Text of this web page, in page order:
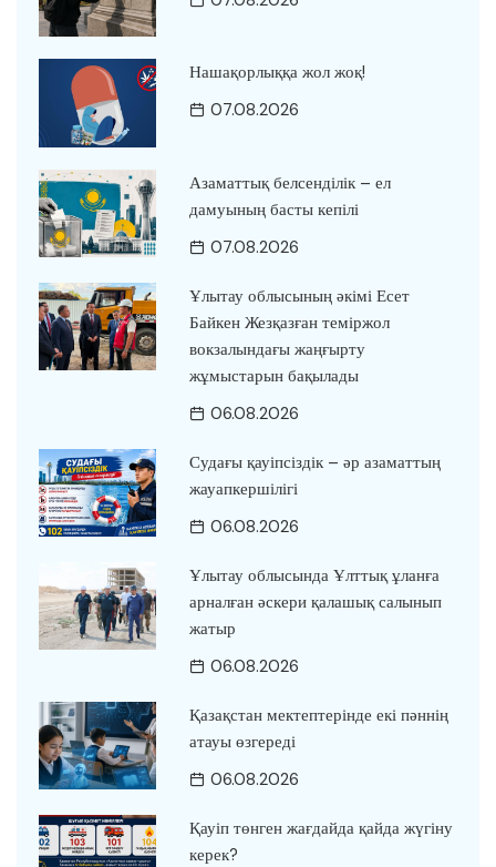
Нашақорлыққа жол жоқ!
07.08.2026
Азаматтық белсенділік – ел
дамуының басты кепілі
07.08.2026
Ұлытау облысының әкімі Есет
Байкен Жезқазған теміржол
вокзалындағы жаңғырту
жұмыстарын бақылады
06.08.2026
Судағы қауіпсіздік – әр азаматтың
жауапкершілігі
06.08.2026
Ұлытау облысында Ұлттық ұланға
арналған әскери қалашық салынып
жатыр
06.08.2026
Қазақстан мектептерінде екі пәннің
атауы өзгереді
06.08.2026
Қауіп төнген жағдайда қайда жүгіну
керек?